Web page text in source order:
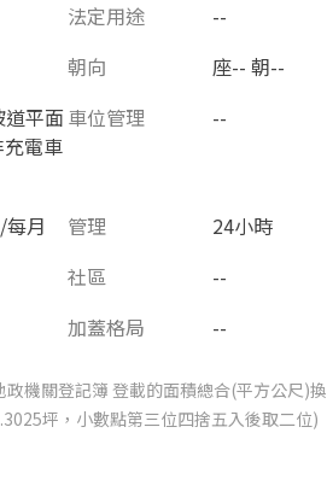
法定用途
--
朝向
座-- 朝--
平面
電車
車位管理 --
月 管理
24小時
社區
--
加蓋格局 --
機關登記簿 登載的面積總合(平方公尺)換
坪，小數點第三位四捨五入後取二位)